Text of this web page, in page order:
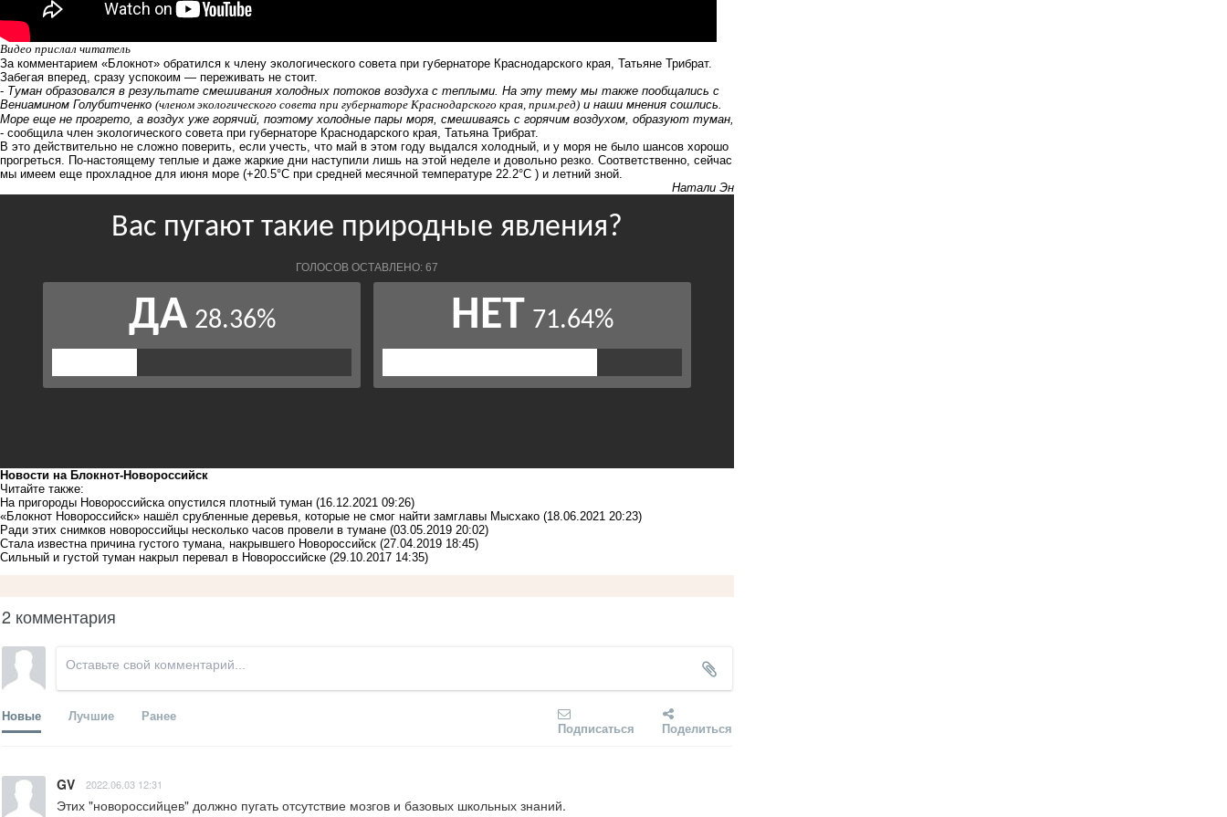
Видео прислал читатель
За комментарием «Блокнот» обратился к члену экологического совета при губернаторе Краснодарского края, Татьяне Трибрат.
Забегая вперед, сразу успокоим — переживать не стоит.
- Туман образовался в результате смешивания холодных потоков воздуха с теплыми. На эту тему мы также пообщались с
Вениамином Голубитченко (членом экологического совета при губернаторе Краснодарского края, прим.ред) и наши мнения сошлись.
Море еще не прогрето, а воздух уже горячий, поэтому холодные пары моря, смешиваясь с горячим воздухом, образуют туман
- сообщила член экологического совета при губернаторе Краснодарского края, Татьяна Трибрат.
В это действительно не сложно поверить, если учесть, что май в этом году выдался холодный, и у моря не было шансов хорошо
прогреться. По-настоящему теплые и даже жаркие дни наступили лишь на этой неделе и довольно резко. Соответственно, сейчас
мы имеем еще прохладное для июня море (+20.5°C при средней месячной температуре 22.2°C ) и летний зной.
Натали Эн
Новости на Блoкнoт-Новороссийск
Читайте также:
На пригороды Новороссийска опустился плотный туман (16.12.2021 09:26)
«Блокнот Новороссийск» нашёл срубленные деревья, которые не смог найти замглавы Мысхако (18.06.2021 20:23)
Ради этих снимков новороссийцы несколько часов провели в тумане (03.05.2019 20:02)
Стала известна причина густого тумана, накрывшего Новороссийск (27.04.2019 18:45)
Сильный и густой туман накрыл перевал в Новороссийске (29.10.2017 14:35)
2 комментария
Новые Лучшие Ранее
Подписаться Поделиться
GV 2022.06.03 12:31
Этих "новороссийцев" должно пугать отсутствие мозгов и базовых школьных знаний.